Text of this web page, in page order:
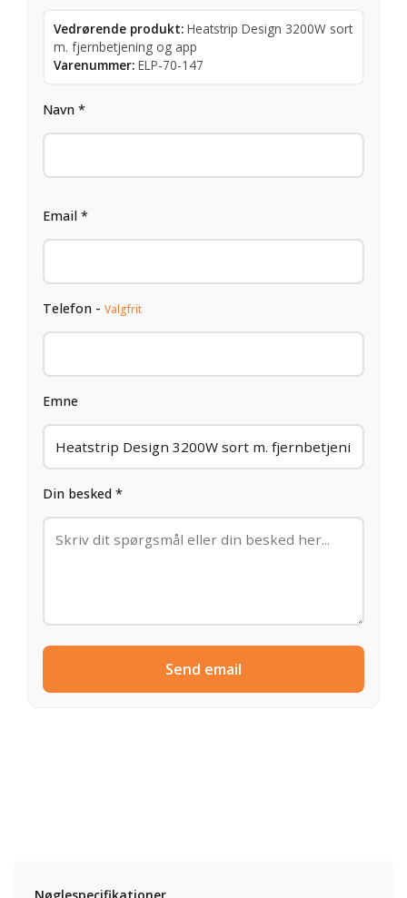
Vedrørende produkt: Heatstrip Design 3200W sort
m. fjernbetjening og app
Varenummer: ELP-70-147
Navn *
Email *
Telefon - Valgfrit
Emne
Din besked *
Send email